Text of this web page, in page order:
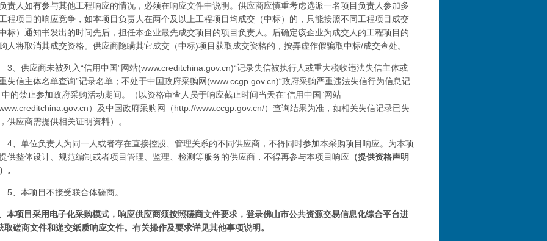
责人如有参与其他工程响应的情况，必须在响应文件中说明。供应商应慎重考虑选派一名项目负责人参加多
程项目的响应竞争，如本项目负责人在两个及以上工程项目均成交（中标）的，只能按照不同工程项目成交
中标）通知书发出的时间先后，担任本企业最先成交项目的项目负责人。后确定该企业为成交人的工程项目的
人将取消其成交资格。供应商隐瞒其它成交（中标)项目获取成交资格的，按弄虚作假骗取中标/成交查处。
3、 供应商未被列入“信用中国”网站(www.creditchina.gov.cn)“记录失信被执行人或重大税收违法失信主体或
失信主体名单查询”记录名单；不处于中国政府采购网(www.ccgp.gov.cn)“政府采购严重违法失信行为信息记
中的禁止参加政府采购活动期间。（以资格审查人员于响应截止时间当天在“信用中国”网站
www.creditchina.gov.cn）及中国政府采购网（http://www.ccgp.gov.cn/）查询结果为准，如相关失信记录已失
供应商需提供相关证明资料）。
4、单位负责人为同一人或者存在直接控股、管理关系的不同供应商，不得同时参加本采购项目响应。为本项
供整体设计、规范编制或者项目管理、监理、检测等服务的供应商，不得再参与本项目响应 （提供资格声明
。
5、本项目不接受联合体磋商。
本项目采用电子化采购模式， 响应供应商须按照磋商文件要求，登录佛山市公共资源交易信息化综合平台进
取磋商文件和递交纸质响应文件。有关操作及要求详见其他事项说明。